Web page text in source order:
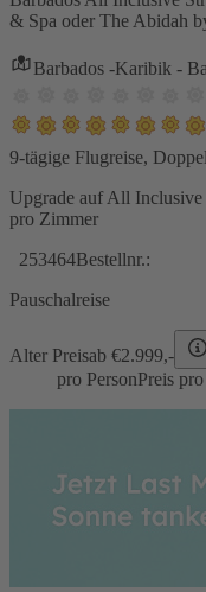
& Spa oder The Abidah
Barbados -Karibik -
9-tägige Flugreise,
Upgrade auf All
pro Zimmer
253464Bestellnr.:
Pauschalreise
Alter Preisab €2.999,-
pro PersonPreis